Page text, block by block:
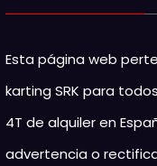
Esta página web
karting SRK para
4T de alquiler en
advertencia o